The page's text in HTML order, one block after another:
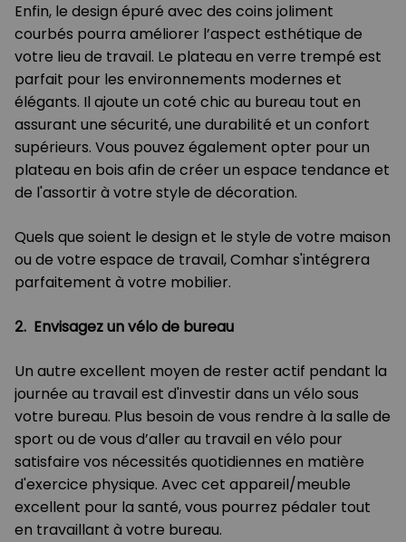
Enfin, le design épuré avec des coins joliment
courbés pourra améliorer l’aspect esthétique de
votre lieu de travail. Le plateau en verre trempé est
parfait pour les environnements modernes et
élégants. Il ajoute un coté chic au bureau tout en
assurant une sécurité, une durabilité et un confort
supérieurs. Vous pouvez également opter pour un
plateau en bois afin de créer un espace tendance et
de l'assortir à votre style de décoration.
Quels que soient le design et le style de votre maison
ou de votre espace de travail, Comhar s'intégrera
parfaitement à votre mobilier.
2. Envisagez un vélo de bureau
Un autre excellent moyen de rester actif pendant la
journée au travail est d'investir dans un vélo sous
votre bureau. Plus besoin de vous rendre à la salle de
sport ou de vous d’aller au travail en vélo pour
satisfaire vos nécessités quotidiennes en matière
d'exercice physique. Avec cet appareil/meuble
excellent pour la santé, vous pourrez pédaler tout
en travaillant à votre bureau.